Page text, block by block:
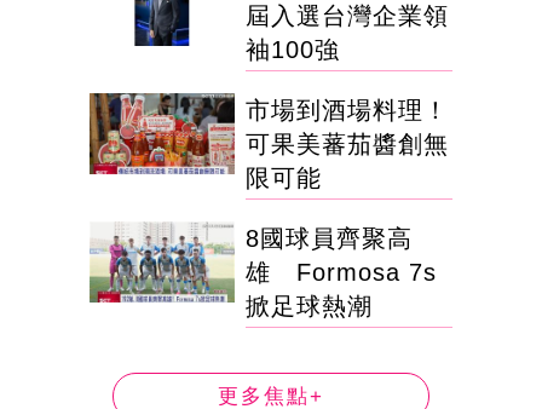
屆入選台灣企業領
袖100強
市場到酒場料理！
可果美蕃茄醬創無
限可能
8國球員齊聚高
雄 Formosa 7s
掀足球熱潮
更多焦點+